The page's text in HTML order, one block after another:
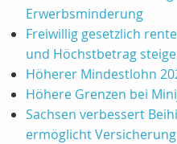
Erwerbsminderung
Freiwillig gesetzlich
und Höchstbetrag
Höherer Mindestlohn
Höhere Grenzen bei
Sachsen verbessert
ermöglicht Versicherung